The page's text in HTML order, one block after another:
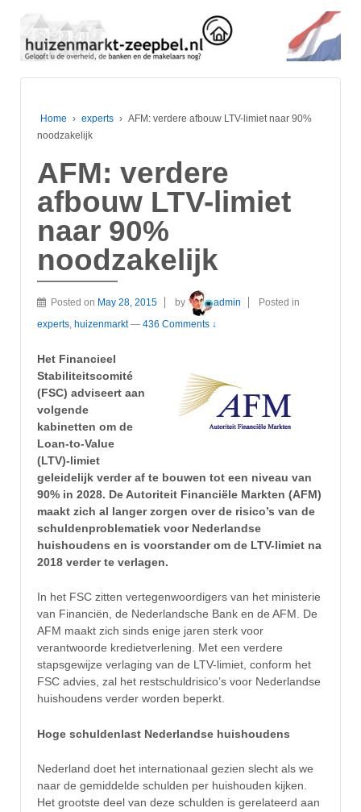
Home › experts › AFM: verdere afbouw LTV-limiet naar 90%
noodzakelijk
AFM: verdere
afbouw LTV-limiet
naar 90%
noodzakelijk
Posted on May 28, 2015 by admin
Posted in
experts huizenmarkt — 436 Comments ↓
Het Financieel
Stabiliteitscomité
(FSC) adviseert aan
volgende
kabinetten om de
Loan-to-Value
(LTV)-limiet
geleidelijk verder af te bouwen tot een niveau van
90% in 2028. De Autoriteit Financiële Markten (AFM)
maakt zich al langer zorgen over de risico’s van de
schuldenproblematiek voor Nederlandse
huishoudens en is voorstander om de LTV-limiet na
2018 verder te verlagen.
In het FSC zitten vertegenwoordigers van het ministerie
van Financiën, de Nederlandsche Bank en de AFM. De
AFM maakt zich sinds enige jaren sterk voor
verantwoorde kredietverlening. Met een verdere
stapsgewijze verlaging van de LTV-limiet, conform het
FSC advies, zal het restschuldrisico’s voor Nederlandse
huishoudens verder worden beperkt.
Hoge schuldenlast Nederlandse huishoudens
Nederland doet het internationaal gezien slecht als we
naar de gemiddelde schulden per huishouden kijken.
Het grootste deel van deze schulden is gerelateerd aan